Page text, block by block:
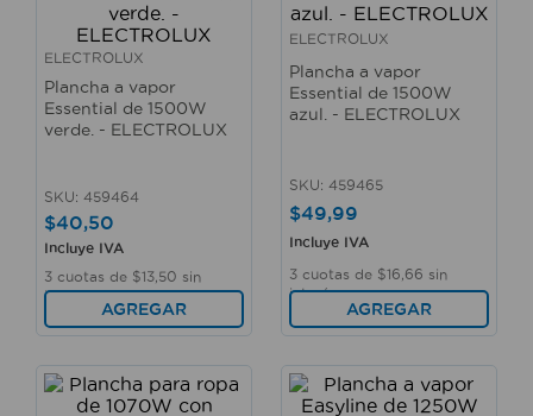
ELECTROLUX
Plancha a vapor
Essential de 1500W
verde. - ELECTROLUX
SKU: 459464
$40,50
Incluye IVA
3 cuotas de $13 50 sin
interés
AGREGAR
ELECTROLUX
Plancha a vapor
Essential de 1500W
azul. - ELECTROLUX
SKU: 459465
$49,99
Incluye IVA
3 cuotas de $16 66 sin
interés
AGREGAR